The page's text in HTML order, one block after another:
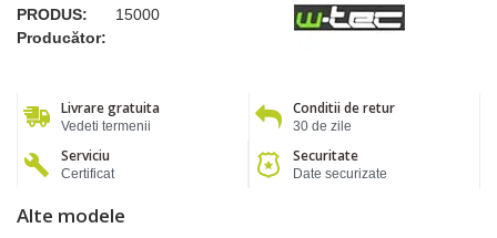
PRODUS:
15000
Producător:
Livrare gratuita
Vedeti termenii
Conditii de retur
30 de zile
Serviciu
Certificat
Securitate
Date securizate
Alte modele